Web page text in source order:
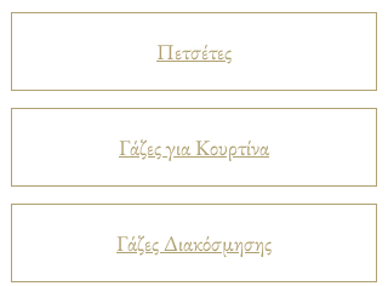
Πετσέτες
Γάζες για Κουρτίνα
Γάζες Διακόσμησης